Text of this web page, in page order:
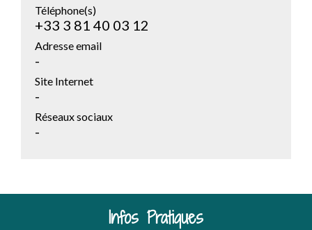
Téléphone(s)
+33 3 81 40 03 12
Adresse email
-
Site Internet
-
Réseaux sociaux
-
Infos Pratiques